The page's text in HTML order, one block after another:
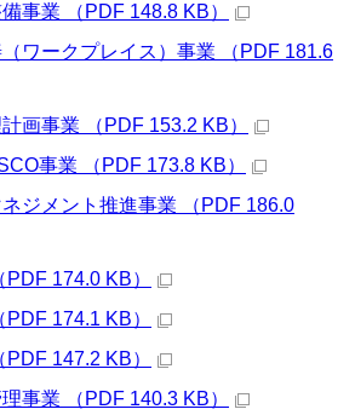
事業 （PDF 148.8 KB）
ワークプレイス）事業 （PDF 181.6
画事業 （PDF 153.2 KB）
事業 （PDF 173.8 KB）
ジメント推進事業 （PDF 186.0
174.0 KB）
174.1 KB）
147.2 KB）
事業 （PDF 140.3 KB）